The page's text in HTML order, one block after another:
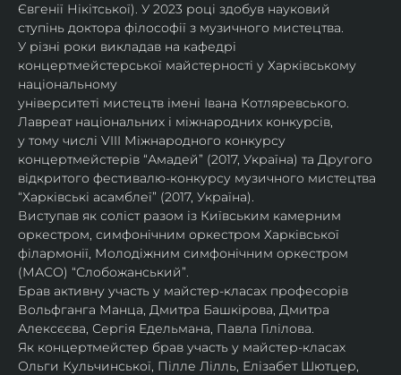
Євгенії Нікітської). У 2023 році здобув науковий
ступінь доктора філософії з музичного мистецтва.
У різні роки викладав на кафедрі
концертмейстерської майстерності у Харківському
національному
університеті мистецтв імені Івана Котляревського.
Лавреат національних і міжнародних конкурсів,
у тому числі VIII Міжнародного конкурсу
концертмейстерів “Амадей” (2017, Україна) та Другого
відкритого фестивалю-конкурсу музичного мистецтва
“Харківські асамблеї” (2017, Україна).
Виступав як соліст разом із Київським камерним
оркестром, симфонічним оркестром Харківської
філармонії, Молодіжним симфонічним оркестром
(МАСО) “Слобожанський”.
Брав активну участь у майстер-класах професорів
Вольфганга Манца, Дмитра Башкірова, Дмитра
Алексєєва, Сергія Едельмана, Павла Гілілова.
Як концертмейстер брав участь у майстер-класах
Ольги Кульчинської, Пілле Лілль, Елізабет Шютцер,